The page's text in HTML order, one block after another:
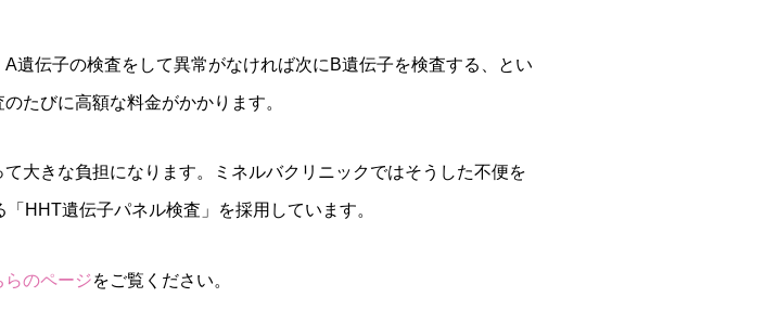
遺伝子の検査をして異常がなければ次にB遺伝子を検査する、とい
たびに高額な料金がかかります。
大きな負担になります。ミネルバクリニックではそうした不便を
HHT遺伝子パネル検査」を採用しています。
らのページをご覧ください。